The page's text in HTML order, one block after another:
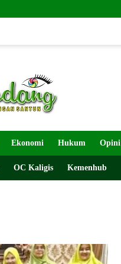
Ekonomi Hukum Opini
OC Kaligis Kemenhub